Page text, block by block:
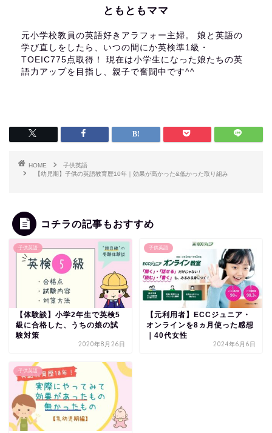
ともともママ
元小学校教員の英語好きアラフォー主婦。 娘と英語の
学び直しをしたら、いつの間にか英検準1級・
TOEIC775点取得！ 現在は小学生になった娘たちの英
語力アップを目指し、親子で奮闘中です^^
HOME
子供英語
【幼児期】子供の英語教育歴10年｜効果が高かった&低かった取り組み
コチラの記事もおすすめ
子供英語
【体験談】小学2年生で英検5
級に合格した、うちの娘の試
験対策
2020年8月26日
子供英語
【元利用者】ECCジュニア・
オンラインを8ヵ月使った感想
｜40代女性
2024年6月6日
子供英語